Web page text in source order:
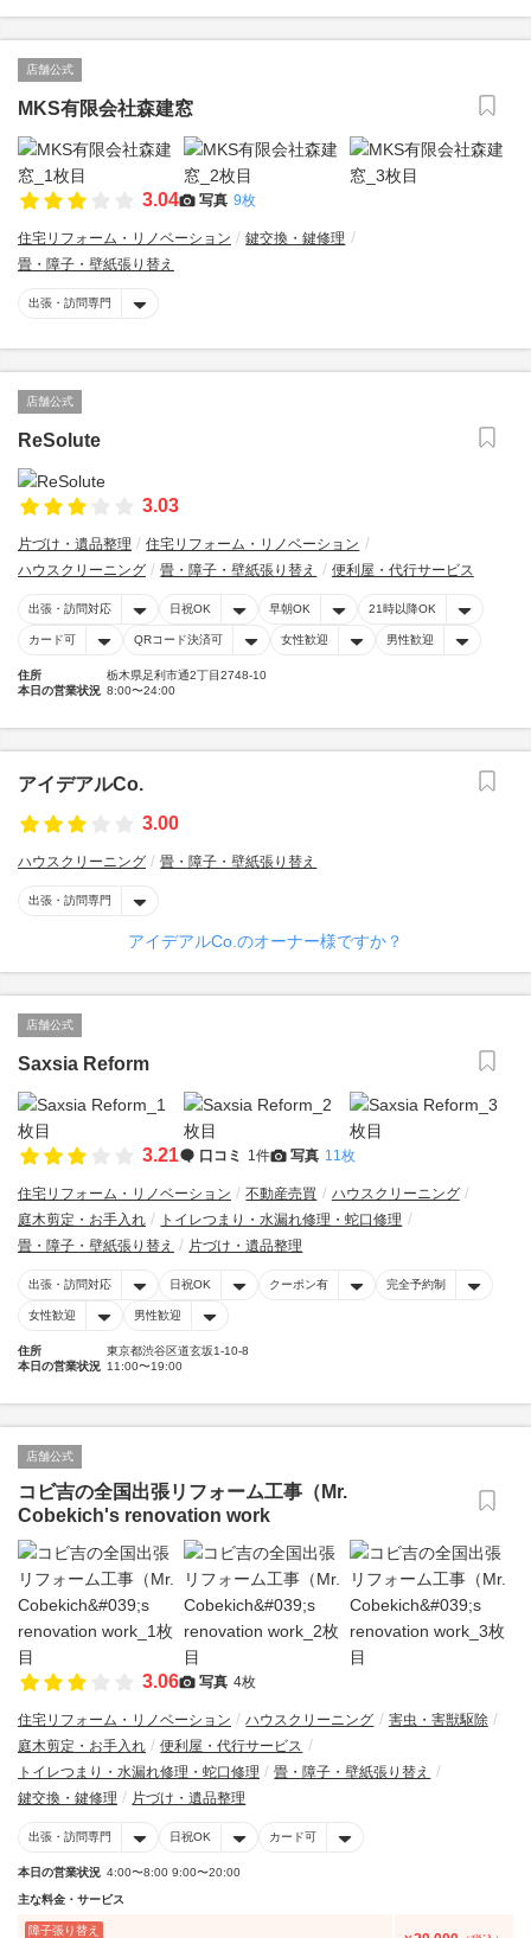
店舗公式
MKS有限会社森建窓
3.04 写真 9枚
住宅リフォーム・リノベーション
鍵交換・鍵修理
畳・障子・壁紙張り替え
出張・訪問専門
店舗公式
ReSolute
3.03
片づけ・遺品整理
住宅リフォーム・リノベーション
ハウスクリーニング
畳・障子・壁紙張り替え 便利屋・代行サービス
出張・訪問対応 日祝OK 早朝OK 21時以降OK
カード可 QRコード決済可 女性歓迎 男性歓迎
住所
栃木県足利市通2丁目2748-10
本日の営業状況 8:00〜24:00
アイデアルCo.
3.00
ハウスクリーニング 畳・障子・壁紙張り替え
出張・訪問専門
アイデアルCo.のオーナー様ですか？
店舗公式
Saxsia Reform
3.21 口コミ 1件 写真 11枚
住宅リフォーム・リノベーション 不動産売買
ハウスクリーニング
庭木剪定・お手入れ
トイレつまり・水漏れ修理・蛇口修理
畳・障子・壁紙張り替え
片づけ・遺品整理
出張・訪問対応 日祝OK クーポン有 完全予約制
女性歓迎 男性歓迎
住所
東京都渋谷区道玄坂1-10-8
本日の営業状況 11:00〜19:00
店舗公式
コビ吉の全国出張リフォーム工事（Mr.
Cobekich's renovation work
3.06 写真 4枚
住宅リフォーム・リノベーション ハウスクリーニング
害虫・害獣駆除
庭木剪定・お手入れ
便利屋・代行サービス
トイレつまり・水漏れ修理・蛇口修理
畳・障子・壁紙張り替え
鍵交換・鍵修理
片づけ・遺品整理
出張・訪問専門 日祝OK カード可
本日の営業状況 4:00〜8:00 9:00〜20:00
主な料金・サービス
障子張り替え